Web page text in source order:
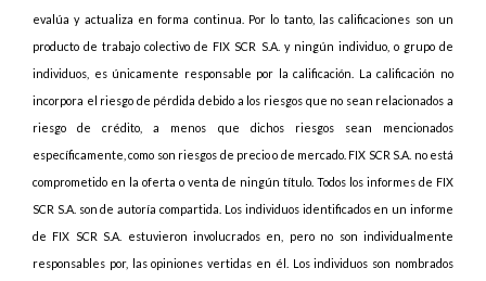
evalúa y actualiza en forma continua. Por lo tanto, las calificaciones son un
producto de trabajo colectivo de FIX SCR S.A. y ningún individuo, o grupo de
individuos, es únicamente responsable por la calificación. La calificación no
incorpora el riesgo de pérdida debido a los riesgos que no sean relacionados a
riesgo de crédito, a menos que dichos riesgos sean mencionados
específicamente, como son riesgos de precio o de mercado. FIX SCR S.A. no está
comprometido en la oferta o venta de ningún título. Todos los informes de FIX
SCR S.A. son de autoría compartida. Los individuos identificados en un informe
de FIX SCR S.A. estuvieron involucrados en, pero no son individualmente
responsables por, las opiniones vertidas en él. Los individuos son nombrados